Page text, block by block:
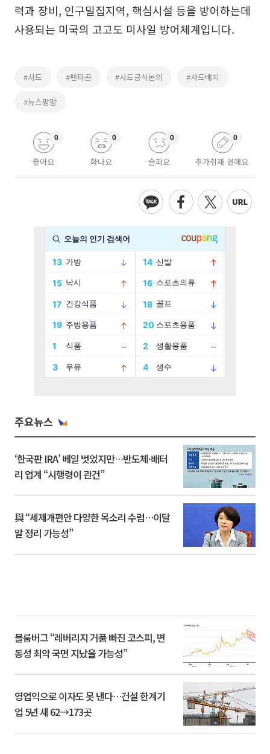
력과 장비, 인구밀집지역, 핵심시설 등을 방어하는데
사용되는 미국의 고고도 미사일 방어체계입니다.
#사드 #팬타곤 #사드공식논의 #사드배치
#뉴스팡팡
좋아요
0
화나요
0
슬퍼요
0
추가취재 원해요
0
주요뉴스
‘한국판 IRA’ 베일 벗었지만…반도체·배터
리 업계 “시행령이 관건”
與 “세제개편안 다양한 목소리 수렴…이달
말 정리 가능성”
블룸버그 “레버리지 거품 빠진 코스피, 변
동성 최악 국면 지났을 가능성”
영업익으로 이자도 못 낸다…건설 한계기
업 5년 새 62→173곳